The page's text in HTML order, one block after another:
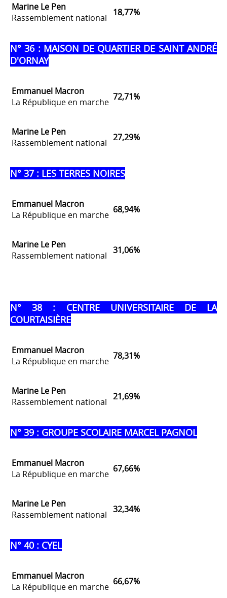
Marine Le Pen
Rassemblement national
18,77%
N° 36 : MAISON DE QUARTIER DE SAINT ANDRÉ
D'ORNAY
Emmanuel Macron
La République en marche 72,71%
Marine Le Pen
Rassemblement national 27,29%
N° 37 : LES TERRES NOIRES
Emmanuel Macron
La République en marche 68,94%
Marine Le Pen
Rassemblement national 31,06%
N° 38 : CENTRE UNIVERSITAIRE DE LA
COURTAISIÈRE
Emmanuel Macron
La République en marche 78,31%
Marine Le Pen
Rassemblement national 21,69%
N° 39 : GROUPE SCOLAIRE MARCEL PAGNOL
Emmanuel Macron
La République en marche 67,66%
Marine Le Pen
Rassemblement national 32,34%
N° 40 : CYEL
Emmanuel Macron
La République en marche 66,67%